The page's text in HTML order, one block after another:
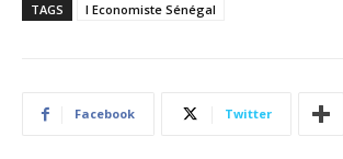
TAGS l Economiste Sénégal
Facebook Twitter